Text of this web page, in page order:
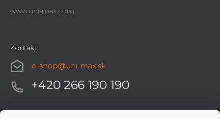
www.uni-max.com
Kontakt
e-shop@uni-max.sk
+420 266 190 190